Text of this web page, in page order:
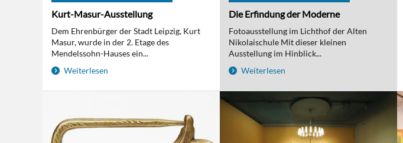
Kurt-Masur-Ausstellung
Dem Ehrenbürger der Stadt Leipzig, Kurt
Masur, wurde in der 2. Etage des
Mendelssohn-Hauses ein...
Weiterlesen
Die Erfindung der Moderne
Fotoausstellung im Lichthof der Alten
Nikolaischule Mit dieser kleinen
Ausstellung im Hinblick...
Weiterlesen